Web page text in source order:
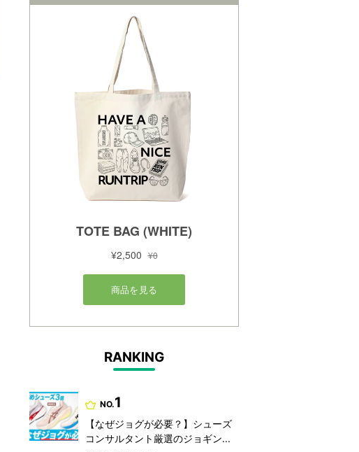
RANKING
NO.1
【なぜジョグが必要？】シューズ
コンサルタント厳選のジョギン...